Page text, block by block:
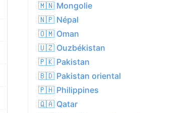
🇲🇳 Mongolie
🇳🇵 Népal
🇴🇲 Oman
🇺🇿 Ouzbékistan
🇵🇰 Pakistan
🇧🇩 Pakistan oriental
🇵🇭 Philippines
🇶🇦 Qatar